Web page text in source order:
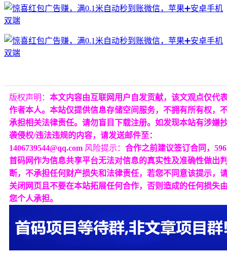
版权声明： 本文内容由互联网用户自发贡献，该文观点仅代
作者本人。本站仅提供信息存储空间服务，不拥有所有权，
承担相关法律责任。请勿盲目下载注册。如发现本站有涉嫌
袭侵权/违法违规的内容，请发送邮件至：
1406739544@qq.com 风险提示： 合作之前建议签订合同，596
首码网作为信息共享平台无法对信息的真实性及准确性做出
断，不承担任何财产损失和法律责任，若您不同意该提示，
关闭网页且不要在本站拓展任何合作，否则造成的任何损失
您个人承担。